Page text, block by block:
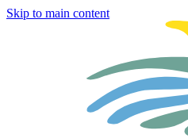
Skip to main content